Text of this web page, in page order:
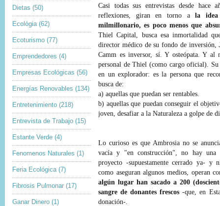
Dietas (50)
Ecológia (62)
Ecoturismo (77)
Emprendedores (4)
Empresas Ecológicas (56)
Energías Renovables (134)
Entretenimiento (218)
Entrevista de Trabajo (15)
Estante Verde (4)
Fenomenos Naturales (1)
Feria Ecológica (7)
Fibrosis Pulmonar (17)
Ganar Dinero (1)
Casi todas sus entrevistas desde hace
reflexiones, giran en torno ala idea
milmillonario, es poco menos que
Thiel Capital, busca esa inmortalidad
director médico de su fondo de inversión,
Camm es inversor, sí. Y osteópata. Y
personal de Thiel (como cargo oficial).
en un explorador: es la persona que
busca de:
a) aquellas que puedan ser rentables.
b) aquellas que puedan conseguir el
joven, desafiar a la Naturaleza a golpe de
Lo curioso es que Ambrosia no se
vacía y "en construcción", no hay una
proyecto -supuestamente cerrado ya- y
como aseguran algunos medios, operan
algún lugar han sacado a 200
sangre de donantes frescos -que, en
donación-.